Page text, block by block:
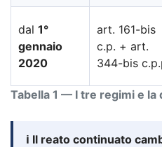
Tabella 1 — I tre regimi e la
dal 1°
gennaio
2020
art. 161-bis
c.p. + art.
344-bis
ℹ️ Il reato continuato